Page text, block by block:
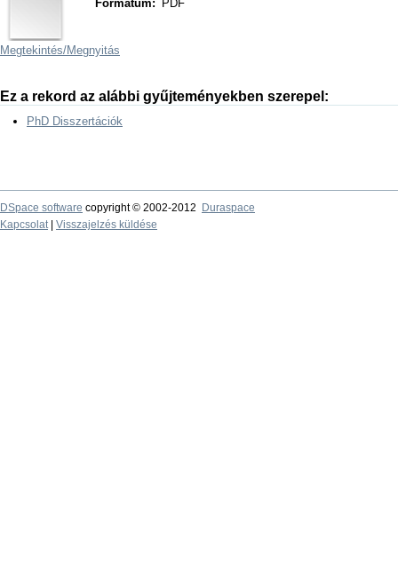
Formátum:
PDF
Megtekintés/Megnyitás
Ez a rekord az alábbi gyűjteményekben szerepel:
PhD Disszertációk
DSpace software copyright © 2002-2012
Duraspace
Kapcsolat| Visszajelzés küldése